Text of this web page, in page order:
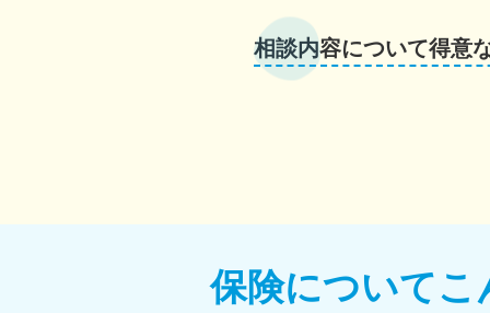
相談内容について得意
保険についてこ